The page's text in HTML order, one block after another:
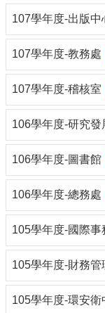
政
會
議
務
會
議
務
發
展
規
員
會
會
107學年度-出版中
107學年度-教務處
107學年度-稽核室
106學年度-研究發
106學年度-圖書館
106學年度-總務處
105學年度-國際事
105學年度-財務管
105學年度-環安衛